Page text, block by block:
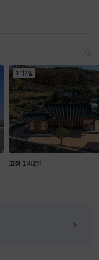
1박2일
고창 1박2일